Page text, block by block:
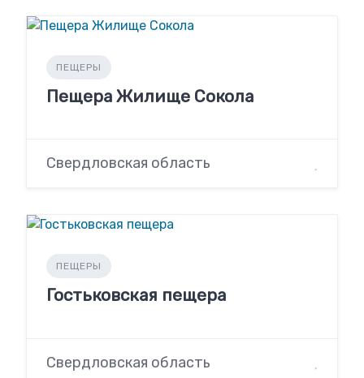
ПЕЩЕРЫ
Пещера Жилище Сокола
Свердловская область
ПЕЩЕРЫ
Гостьковская пещера
Свердловская область